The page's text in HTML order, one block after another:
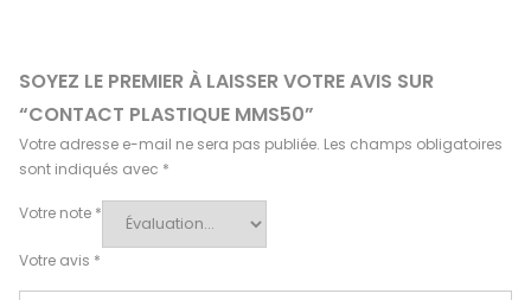
SOYEZ LE PREMIER À LAISSER VOTRE AVIS SUR
“CONTACT PLASTIQUE MMS50”
Votre adresse e-mail ne sera pas publiée. Les champs obligatoires
sont indiqués avec *
Votre note *
Votre avis *